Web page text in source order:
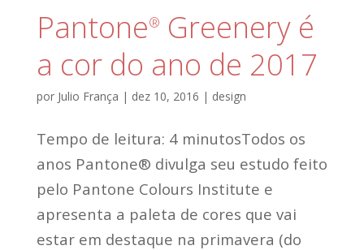
Pantone® Greenery é
a cor do ano de 2017
por Julio França | dez 10, 2016 | design
Tempo de leitura: 4 minutosTodos os
anos Pantone® divulga seu estudo feito
pelo Pantone Colours Institute e
apresenta a paleta de cores que vai
estar em destaque na primavera (do